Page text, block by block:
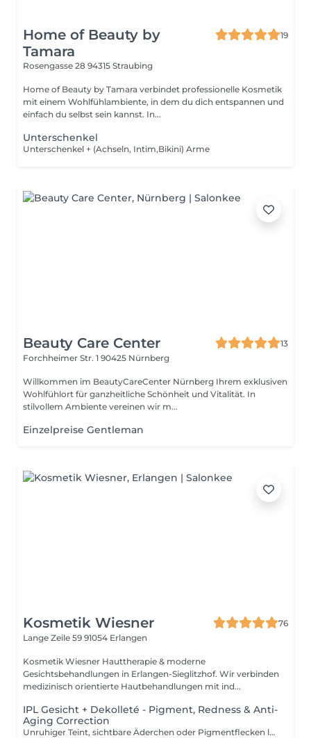
Home of Beauty by
Tamara
19
Rosengasse 28 94315 Straubing
Home of Beauty by Tamara verbindet professionelle Kosmetik
mit einem Wohlfühlambiente, in dem du dich entspannen und
einfach du selbst sein kannst. In...
Unterschenkel
Unterschenkel + (Achseln, Intim,Bikini) Arme
Beauty Care Center
13
Forchheimer Str. 1 90425 Nürnberg
Willkommen im BeautyCareCenter Nürnberg Ihrem exklusiven
Wohlfühlort für ganzheitliche Schönheit und Vitalität. In
stilvollem Ambiente vereinen wir m...
Einzelpreise Gentleman
Kosmetik Wiesner
76
Lange Zeile 59 91054 Erlangen
Kosmetik Wiesner Hauttherapie & moderne
Gesichtsbehandlungen in Erlangen-Sieglitzhof. Wir verbinden
medizinisch orientierte Hautbehandlungen mit ind...
IPL Gesicht + Dekolleté - Pigment, Redness & Anti-
Aging Correction
Unruhiger Teint, sichtbare Äderchen oder Pigmentflecken lassen die Haut älter und müder wirken, als sie ist. Mit der professionellen IPL-Behandlung (Intense Pulsed Light) in Erlangen arbeiten wir gezielt gegen Farbunregelmäßigkeiten und lichtbedingte Hautalterung. Zum Einsatz kommt das medizinisch orientierte IPL-System Ariane von EFB, das selektive Lichtenergie nutzt. Diese wird gezielt von Pigment- und Gefäßstrukturen aufgenommen und ermöglicht eine präzise Behandlung ohne unnötige Belastung des umliegenden Gewebes. Die Behandlung eignet sich besonders bei: * Pigmentflecken * Sonnenschäden * Altersflecken * Couperose * sichtbaren Gefäßen * chronischen Rötungen * ungleichmäßigem Hautton * entzündungsbedingten Rötungen nach Akne * lichtbedingter Hautalterung * fahlem, müdem Hautbild Auch bei entzündlicher Akne kann IPL unterstützend wirken, da die Lichtenergie antibakterielle Effekte entfalten und entzündliche Prozesse regulieren kann (bei geeigneter Hautlage). Wirkung: * sichtbare Aufhellung von Pigmentflecken * Reduktion diffuser Rötungen * antibakterielle Unterstützung bei Akne * ebenmäßigerer, klarerer Teint * verfeinerte Hautstruktur * Aktivierung der Kollagenneubildung * frischer, jugendlicher wirkendes Hautbild Die Behandlung wird individuell auf Hauttyp, Pigmenttiefe und Gefäßstruktur abgestimmt. Für stabile, nachhaltige Ergebnisse empfehlen wir eine Kur von 36 Sitzungen im Abstand von 34 Wochen. Nach der Behandlung kann es zu einer vorübergehenden Nachdunkelung der Pigmentflecken kommen, ein gewünschter Reaktionsprozess im Rahmen der Therapie